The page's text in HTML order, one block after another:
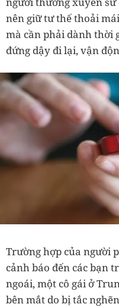
nên giữ tư thế thoải
mà cần phải dành thời
đứng dậy đi lại, vận
Trường hợp của người
cảnh báo đến các bạn
ngoái, một cô gái ở
bên mắt do bị tắc